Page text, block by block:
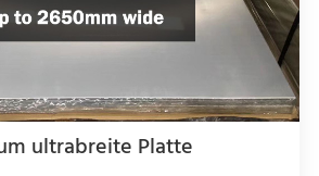
ultrabreite Platte